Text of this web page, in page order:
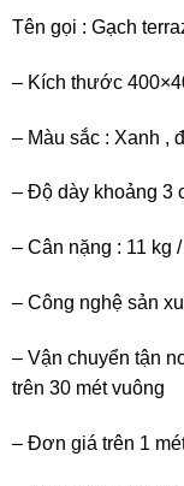
Tên gọi : Gạch
– Kích thước
– Màu sắc : Xanh ,
– Độ dày khoảng 3
– Cân nặng : 11 kg
– Công nghệ sản
– Vận chuyển tận
trên 30 mét vuông
– Đơn giá trên 1